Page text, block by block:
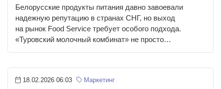
Белорусские продукты питания давно завоевали
надежную репутацию в странах СНГ, но выход
на рынок Food Service требует особого подхода.
«Туровский молочный комбинат» не просто…
18.02.2026 06:03 Маркетинг